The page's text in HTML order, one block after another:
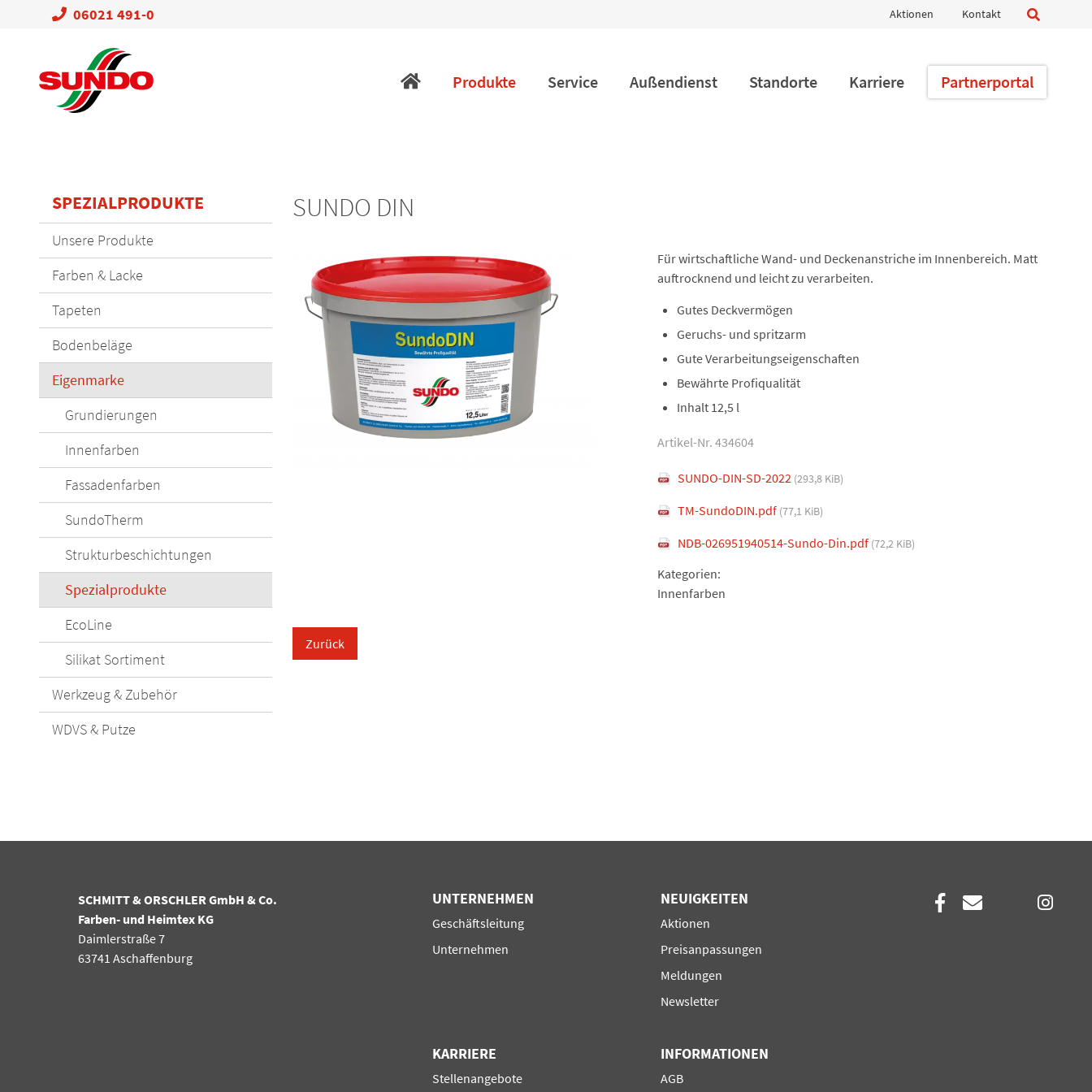
06021 491-0 überspringen
Aktionen Kontakt
überspringenProdukte Service Außendienst Standorte Karriere Partnerportal
SUNDO DIN
Für wirtschaftliche Wand- und Deckenanstriche im Innenbereich. Matt
auftrocknend und leicht zu verarbeiten.
Gutes Deckvermögen
Geruchs- und spritzarm
Gute Verarbeitungseigenschaften
Bewährte Profiqualität
Inhalt 12,5 l
Artikel-Nr. 434604
SUNDO-DIN-SD-2022 (293,8 KiB)
TM-SundoDIN.pdf (77,1 KiB)
NDB-026951940514-Sundo-Din.pdf (72,2 KiB)
Kategorien:
Innenfarben
Zurück
SPEZIALPRODUKTE
Navigation
überspringen
Unsere Produkte
Farben & Lacke
Tapeten
Bodenbeläge
Eigenmarke
Grundierungen
Innenfarben
Fassadenfarben
SundoTherm
Strukturbeschichtungen
Spezialprodukte
EcoLine
Silikat Sortiment
Werkzeug & Zubehör
WDVS & Putze
SCHMITT & ORSCHLER GmbH & Co.
Farben- und Heimtex KG
Daimlerstraße 7
63741 Aschaffenburg
UNTERNEHMEN
Navigation
Geschäftsleitung
Unternehmen
NEUIGKEITEN
Navigation
Aktionen
Preisanpassungen
Meldungen
Newsletter
KARRIERE
Navigation
Stellenangebote
INFORMATIONEN
Navigation
AGB